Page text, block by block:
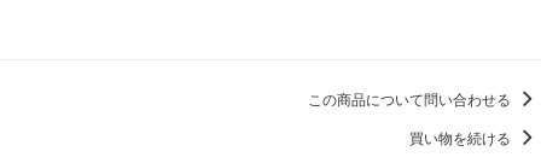
この商品について問い合わせる
買い物を続ける